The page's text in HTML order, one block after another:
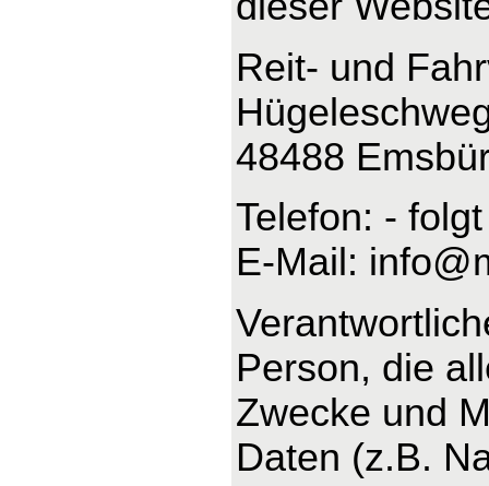
Reit- und
48488
Telefon: -
E-Mail:
Person, die
Zwecke und
Daten (z.B.